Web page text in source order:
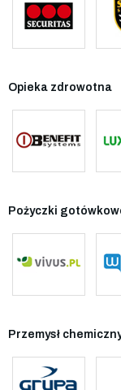
Opieka zdrowotna
Pożyczki
Przemysł